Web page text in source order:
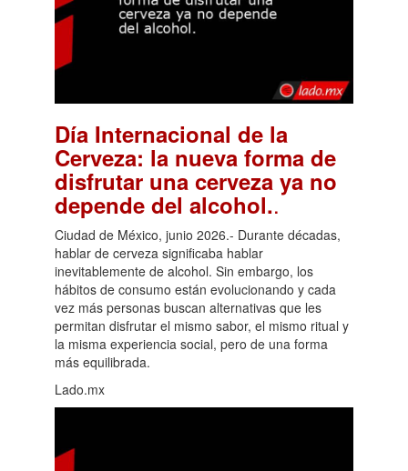
Día Internacional de la
Cerveza: la nueva forma de
disfrutar una cerveza ya no
depende del alcohol..
Ciudad de México, junio 2026.- Durante décadas,
hablar de cerveza significaba hablar
inevitablemente de alcohol. Sin embargo, los
hábitos de consumo están evolucionando y cada
vez más personas buscan alternativas que les
permitan disfrutar el mismo sabor, el mismo ritual y
la misma experiencia social, pero de una forma
más equilibrada.
Lado.mx